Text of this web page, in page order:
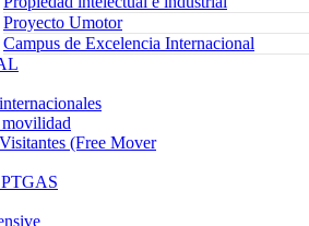
Proyecto Umotor
Campus de Excelencia Internacional
(Free Mover
PTGAS